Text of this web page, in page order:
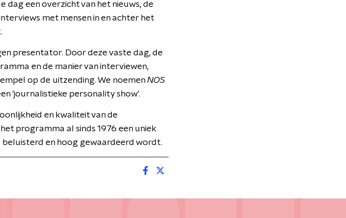
dag een overzicht van het nieuws, de
met mensen in en achter het
presentator. Door deze vaste dag, de
en de manier van interviewen,
op de uitzending. We noemenNOS
'journalistieke personality show'.
en kwaliteit van de
programma al sinds 1976 een uniek
en hoog gewaardeerd wordt.